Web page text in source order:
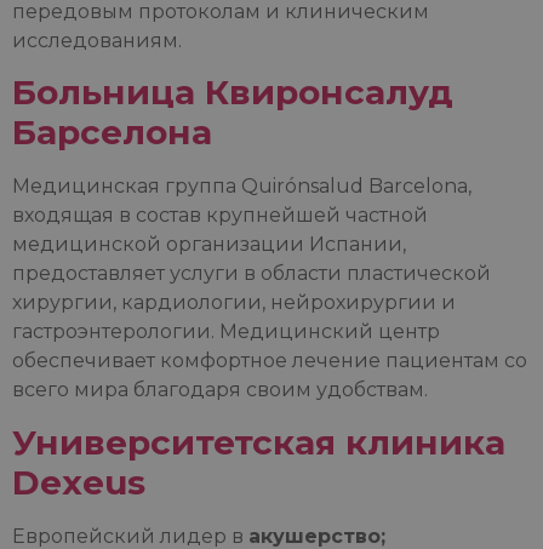
передовым протоколам и клиническим
исследованиям.
Больница Квиронсалуд
Барселона
Медицинская группа Quirónsalud Barcelona,
входящая в состав крупнейшей частной
медицинской организации Испании,
предоставляет услуги в области пластической
хирургии, кардиологии, нейрохирургии и
гастроэнтерологии. Медицинский центр
обеспечивает комфортное лечение пациентам со
всего мира благодаря своим удобствам.
Университетская клиника
Dexeus
Европейский лидер в акушерство;